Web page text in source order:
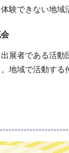
験できない地域
展者である活動
地域で活動する